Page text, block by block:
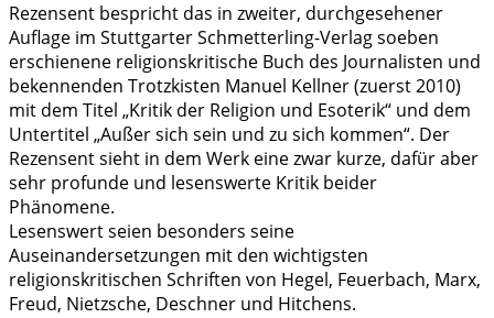
Rezensent bespricht das in zweiter, durchgesehener
Auflage im Stuttgarter Schmetterling-Verlag soeben
erschienene religionskritische Buch des Journalisten und
bekennenden Trotzkisten Manuel Kellner (zuerst 2010)
mit dem Titel „Kritik der Religion und Esoterik“ und dem
Untertitel „Außer sich sein und zu sich kommen“. Der
Rezensent sieht in dem Werk eine zwar kurze, dafür aber
sehr profunde und lesenswerte Kritik beider
Phänomene.
Lesenswert seien besonders seine
Auseinandersetzungen mit den wichtigsten
religionskritischen Schriften von Hegel, Feuerbach, Marx,
Freud, Nietzsche, Deschner und Hitchens.